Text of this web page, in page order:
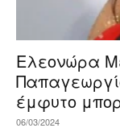
Ελεονώρα
έμφυτο
06/03/2024